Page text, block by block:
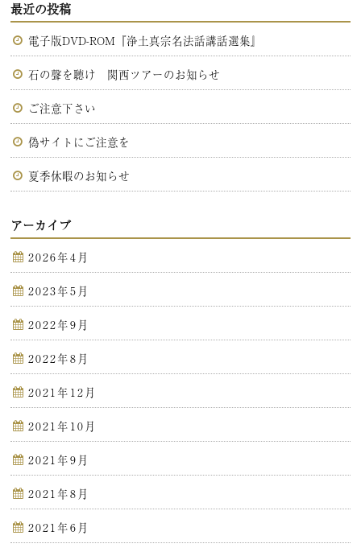
最近の投稿
電子版DVD-ROM『浄土真宗名法話講話選集』
石の聲を聴け 関西ツアーのお知らせ
ご注意下さい
偽サイトにご注意を
夏季休暇のお知らせ
アーカイブ
2026年4月
2023年5月
2022年9月
2022年8月
2021年12月
2021年10月
2021年9月
2021年8月
2021年6月